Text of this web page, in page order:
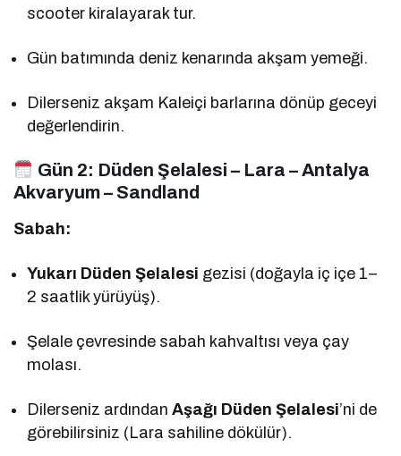
scooter kiralayarak tur.
Gün batımında deniz kenarında akşam yemeği.
Dilerseniz akşam Kaleiçi barlarına dönüp geceyi
değerlendirin.
Gün 2: Düden Şelalesi – Lara – Antalya
Akvaryum – Sandland
Sabah:
Yukarı Düden Şelalesi gezisi (doğayla iç içe 1–
2 saatlik yürüyüş).
Şelale çevresinde sabah kahvaltısı veya çay
molası.
Dilerseniz ardındanAşağı Düden Şelalesi’ni de
görebilirsiniz (Lara sahiline dökülür).